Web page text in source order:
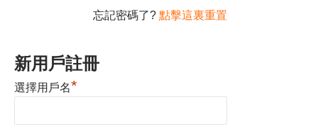
忘記密碼了? 點擊這裏重置
新用戶註冊
選擇用戶名*